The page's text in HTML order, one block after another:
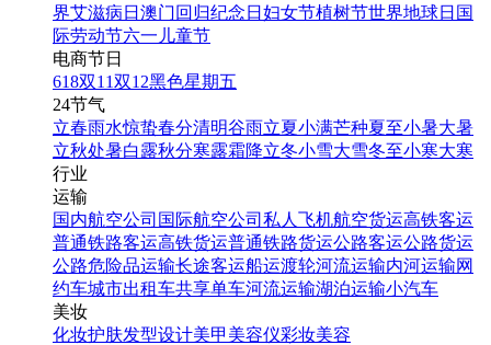
界艾滋病日 澳门回归纪念日 妇女节植树节世界地球日 国
际劳动节六一儿童节
电商节日
618双11双12黑色星期五
24节气
立春雨水惊蛰春分清明谷雨立夏小满芒种夏至小暑大暑
立秋处暑白露秋分寒露霜降立冬小雪大雪冬至小寒大寒
行业
运输
国内航空公司 国际航空公司 私人飞机航空货运高铁客运
普通铁路客运高铁货运普通铁路货运公路客运公路货运
公路危险品运输长途客运船运渡轮河流运输内河运输网
约车城市出租车共享单车河流运输湖泊运输小汽车
美妆
化妆护肤发型设计美甲 美容仪彩妆美容